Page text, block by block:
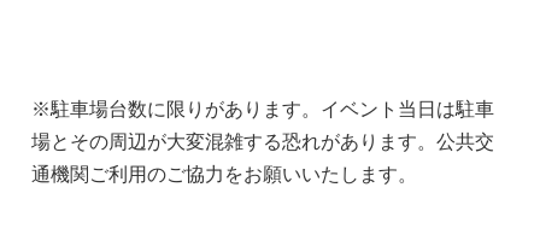
※駐車場台数に限りがあります。イベント当日は駐車
場とその周辺が大変混雑する恐れがあります。公共交
通機関ご利用のご協力をお願いいたします。